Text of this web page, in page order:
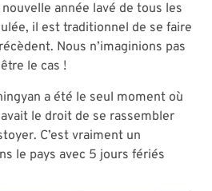
année lavé de tous les
il est traditionnel de se faire
Nous n’imaginions pas
le cas !
a été le seul moment où
le droit de se rassembler
C’est vraiment un
le pays avec 5 jours fériés